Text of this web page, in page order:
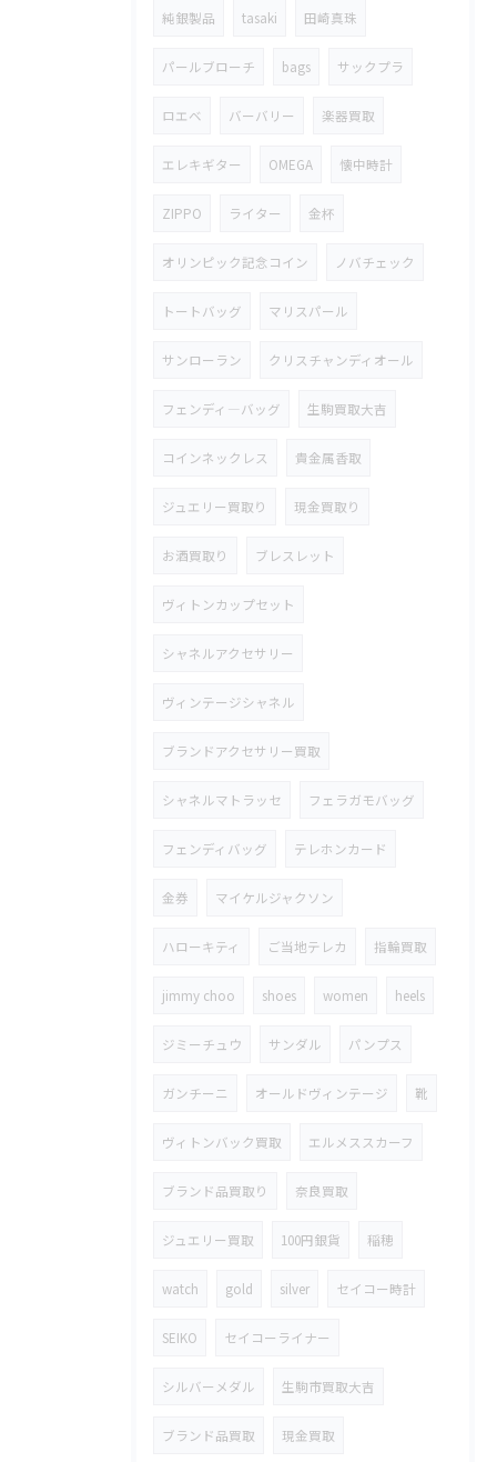
純銀製品 tasaki 田崎真珠
パールブローチ bags サックプラ
ロエベ バーバリー 楽器買取
エレキギター OMEGA 懐中時計
ZIPPO ライター 金杯
オリンピック記念コイン ノバチェック
トートバッグ マリスパール
サンローラン クリスチャンディオール
フェンディ―バッグ 生駒買取大吉
コインネックレス 貴金属香取
ジュエリー買取り 現金買取り
お酒買取り ブレスレット
ヴィトンカップセット
シャネルアクセサリー
ヴィンテージシャネル
ブランドアクセサリー買取
シャネルマトラッセ フェラガモバッグ
フェンディバッグ テレホンカード
金券 マイケルジャクソン
ハローキティ ご当地テレカ 指輪買取
jimmy choo shoes women heels
ジミーチュウ サンダル パンプス
ガンチーニ オールドヴィンテージ 靴
ヴィトンバック買取 エルメススカーフ
ブランド品買取り 奈良買取
ジュエリー買取 100円銀貨 稲穂
watch gold silver セイコー時計
SEIKO セイコーライナー
シルバーメダル 生駒市買取大吉
ブランド品買取 現金買取